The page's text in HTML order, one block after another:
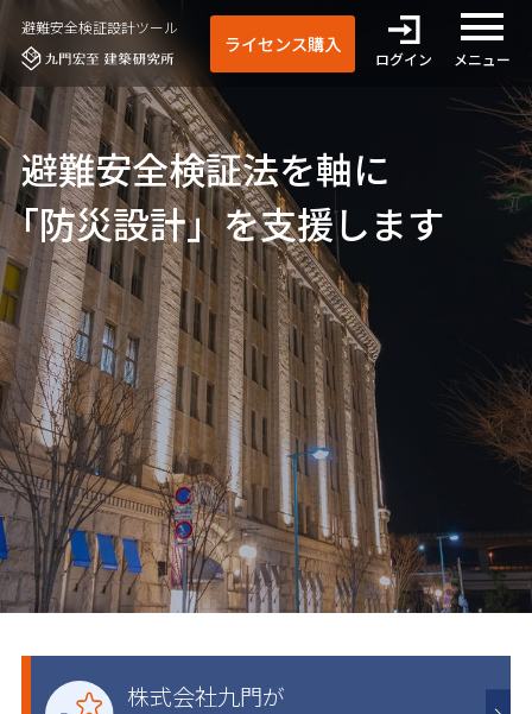
避難安全検証設計ツール
ライセンス購入
ログイン
全てのメニ
避難安全検証法を軸に
「防災設計」を支援します
株式会社九門が